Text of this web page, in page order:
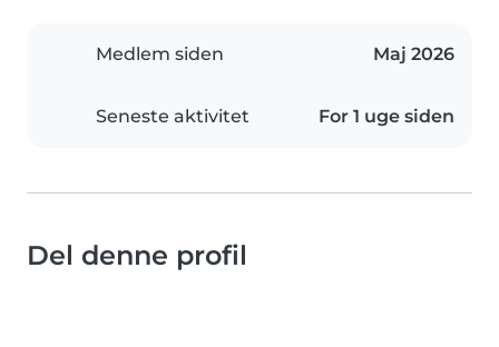
Medlem siden Maj 2026
Seneste aktivitet For 1 uge siden
Del denne profil